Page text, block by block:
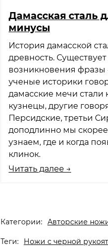
Дамасская сталь
минусы
История дамасской
древность.
возникновения фразы
ученые историки
дамасские мечи стали
кузнецы, другие
Персидские, третьи
доподлинно мы скорее
узнаем, где и когда
клинок.
Читать далее →
Категории: Авторские
Теги: Ножи с черной